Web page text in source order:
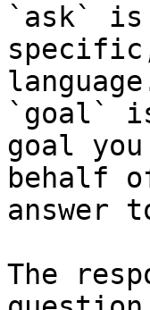
`ask` is
`goal`
goal
behalf
answer
The